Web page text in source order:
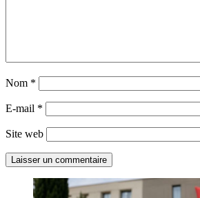
Nom *
E-mail *
Site web